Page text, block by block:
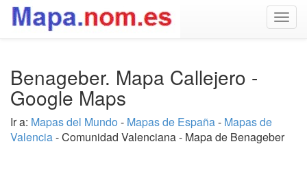
Benageber. Mapa Callejero -
Google Maps
Ir a: Mapas del Mundo - Mapas de España- Mapas de
Valencia- Comunidad Valenciana - Mapa de Benageber